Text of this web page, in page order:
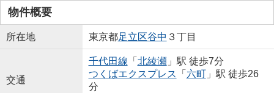
物件概要
所在地 東京都足立区谷中 ３丁目
交通
千代田線 「 北綾瀬」駅 徒歩7分
つくばエクスプレス 「 六町」駅 徒歩26
分